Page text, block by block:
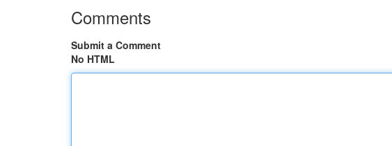
Comments
Submit a Comment
No HTML